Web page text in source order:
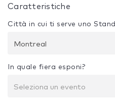
Caratteristiche
Città in cui ti serve uno Stand
Montreal
In quale fiera esponi?
Seleziona un evento